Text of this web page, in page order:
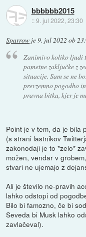
bbbbbb2015
::9. jul 2022, 23:30
Sparrow je9. jul 2022 ob
Zanimivo koliko ljudi
pametne zaključke z
situacije. Sam se ne
prevzemno pogodbo
pravna bitka, kjer je
Point je v tem, da je bila
(s strani lastnikov
zakonodaji je to *zelo*
možen, vendar v
stvari ne ujemajo z
Ali je število ne-pravih
lahko odstopi od
Bilo bi famozno, če bi
Seveda bi Musk lahko
zavlačeval).